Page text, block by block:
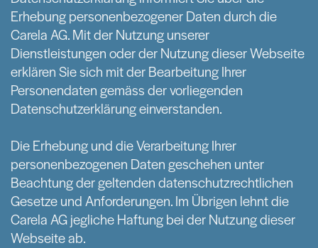
Erhebung personenbezogener Daten durch die
Carela AG. Mit der Nutzung unserer
Dienstleistungen oder der Nutzung dieser Webseite
erklären Sie sich mit der Bearbeitung Ihrer
Personendaten gemäss der vorliegenden
Datenschutzerklärung einverstanden.
Die Erhebung und die Verarbeitung Ihrer
personenbezogenen Daten geschehen unter
Beachtung der geltenden datenschutzrechtlichen
Gesetze und Anforderungen. Im Übrigen lehnt die
Carela AG jegliche Haftung bei der Nutzung dieser
Webseite ab.